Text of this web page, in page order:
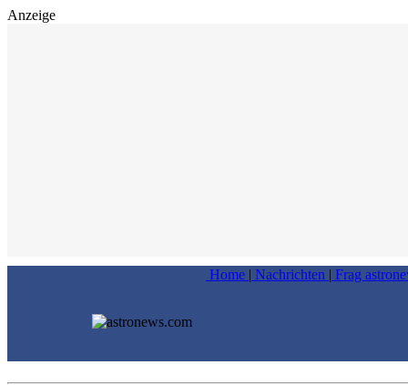
Anzeige
Home | Nachrichten | Frag